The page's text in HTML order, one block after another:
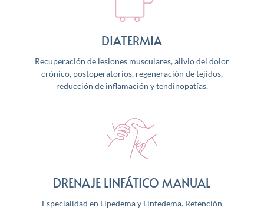
DIATERMIA
Recuperación de lesiones musculares, alivio del dolor
crónico, postoperatorios, regeneración de tejidos,
reducción de inflamación y tendinopatías.
DRENAJE LINFÁTICO MANUAL
Especialidad en Lipedema y Linfedema. Retención